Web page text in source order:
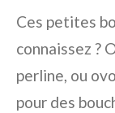
Ces petites
connaissez ?
perline, ou
pour des